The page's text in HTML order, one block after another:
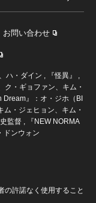
お問い合わせ
ハ・ダイン , 『怪異』 ,
ク・ギョファン、キム・
Dream』：オ・ジホ（BI
・ジェヒョン、キム・
監督 , 『NEW NORMA
ドンウォン
の許諾なく使用すること